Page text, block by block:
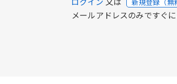
新規登録（無
メールアドレスのみですぐ